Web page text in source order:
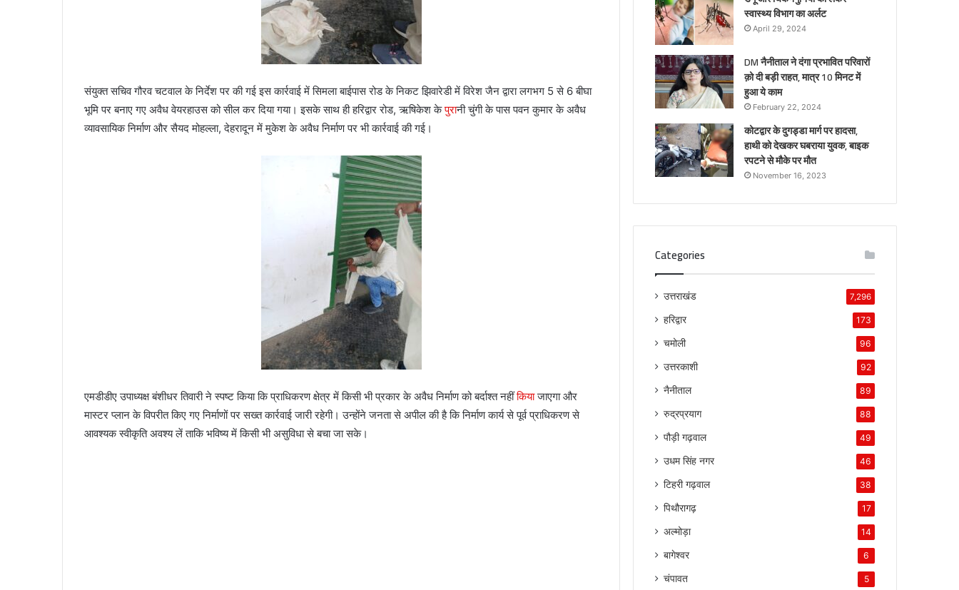
संयुक्त सचिव गौरव चटवाल के निर्देश पर की गई इस कार्रवाई में सिमला बाईपास रोड के निकट झिवारेडी में विरेश जैन द्वारा लगभग 5 से 6 बीघा
भूमि पर बनाए गए अवैध वेयरहाउस को सील कर दिया गया। इसके साथ ही हरिद्वार रोड, ऋषिकेश केपुरानी चुंगी के पास पवन कुमार के अवैध
व्यावसायिक निर्माण और सैयद मोहल्ला, देहरादून में मुकेश के अवैध निर्माण पर भी कार्रवाई की गई।
एमडीडीए उपाध्यक्ष बंशीधर तिवारी ने स्पष्ट किया कि प्राधिकरण क्षेत्र में किसी भी प्रकार के अवैध निर्माण को बर्दाश्त नहींकियाजाएगा और
मास्टर प्लान के विपरीत किए गए निर्माणों पर सख्त कार्रवाई जारी रहेगी। उन्होंने जनता से अपील की है कि निर्माण कार्य से पूर्व प्राधिकरण से
आवश्यक स्वीकृति अवश्य लें ताकि भविष्य में किसी भी असुविधा से बचा जा सके।
स्वास्थ्य विभाग का अर्लट
April 29, 2024
DM नैनीताल ने दंगा प्रभावित परिवारों
क़ो दी बड़ी राहत, मात्र 10 मिनट में
हुआ ये काम
February 22, 2024
कोटद्वार के दुगड्डा मार्ग पर हादसा,
हाथी को देखकर घबराया युवक, बाइक
रपटने से मौके पर मौत
November 16, 2023
Categories
उत्तराखंड 7,296
हरिद्वार 173
चमोली 96
उत्तरकाशी 92
नैनीताल 89
रुद्रप्रयाग 88
पौड़ी गढ़वाल 49
उधम सिंह नगर 46
टिहरी गढ़वाल 38
पिथौरागढ़ 17
अल्मोड़ा 14
बागेश्वर 6
चंपावत 5